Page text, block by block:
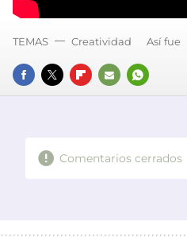
FACEBOOK
TWITTERFLIPBOARD
E-
WHATSAPP
TEMAS Creatividad Así fue
Comentarios cerrados